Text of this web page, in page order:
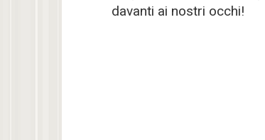
davanti ai nostri occhi!